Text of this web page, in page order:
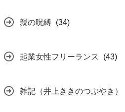
親の呪縛 (34)
起業女性フリーランス (43)
雑記（井上ききのつぶやき）